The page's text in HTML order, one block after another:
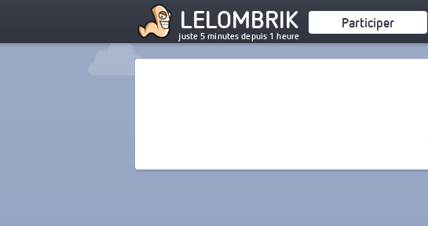
LELOMBRIK
juste 5 minutes depuis 1 heure
Participer